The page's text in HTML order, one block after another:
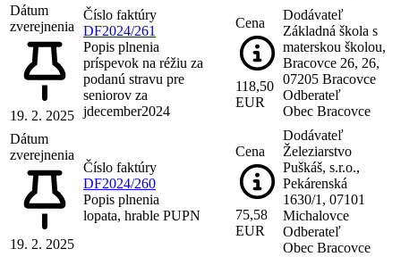
Dátum
zverejnenia
19. 2. 2025
Číslo faktúry
DF2024/261
Popis plnenia
príspevok na réžiu za
podanú stravu pre
seniorov za
jdecember2024
Cena
118,50
EUR
Dodávateľ
Základná škola s
materskou školou,
Bracovce 26, 26,
07205 Bracovce
Odberateľ
Obec Bracovce
Dátum
zverejnenia
19. 2. 2025
Číslo faktúry
DF2024/260
Popis plnenia
lopata, hrable PUPN
Cena
75,58
EUR
Dodávateľ
Železiarstvo
Puškáš, s.r.o.,
Pekárenská
1630/1, 07101
Michalovce
Odberateľ
Obec Bracovce